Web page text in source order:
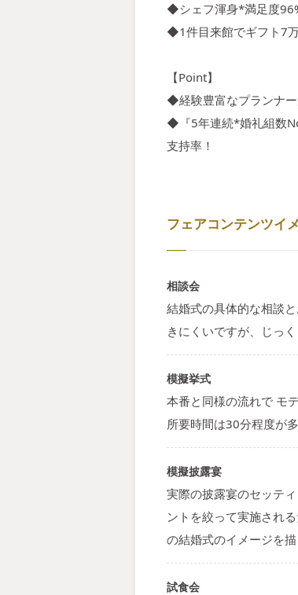
◆シェフ渾身*満足度
◆1件目来館でギフト7
【Point】
◆経験豊富なプランナー
◆『5年連続*婚礼組数
支持率！
フェアコンテンツイ
相談会
結婚式の具体的な相談
きにくいですが、じっ
模擬挙式
本番と同様の流れで モ
所要時間は30分程度が
模擬披露宴
実際の披露宴のセッテ
ントを絞って実施され
の結婚式のイメージを描
試食会